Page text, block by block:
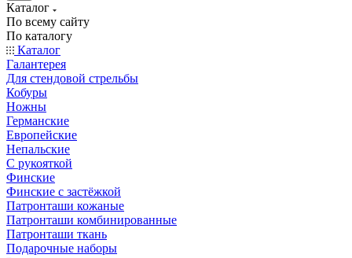
Каталог
По всему сайту
По каталогу
Каталог
Галантерея
Для стендовой стрельбы
Кобуры
Ножны
Германские
Европейские
Непальские
С рукояткой
Финские
Финские с застёжкой
Патронташи кожаные
Патронташи комбинированные
Патронташи ткань
Подарочные наборы